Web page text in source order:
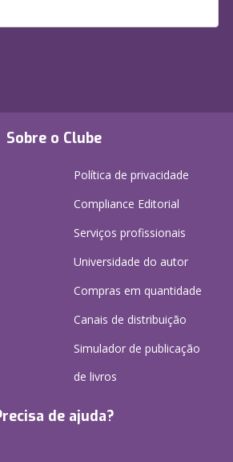
Sobre o Clube
Política de privacidade
Compliance Editorial
Serviços profissionais
Universidade do autor
Compras em quantidade
Canais de distribuição
Simulador de publicação
de livros
de ajuda?